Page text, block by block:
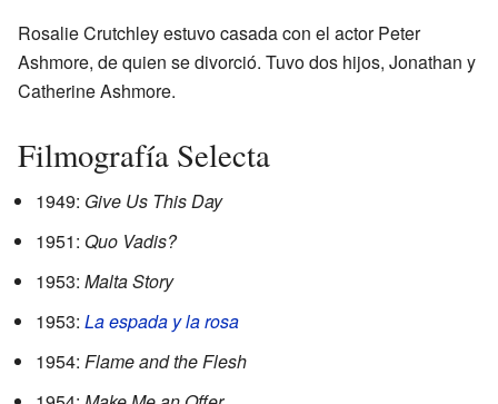
Rosalie Crutchley estuvo casada con el actor Peter
Ashmore, de quien se divorció. Tuvo dos hijos, Jonathan y
Catherine Ashmore.
Filmografía Selecta
1949: Give Us This Day
1951: Quo Vadis?
1953: Malta Story
1953: La espada y la rosa
1954: Flame and the Flesh